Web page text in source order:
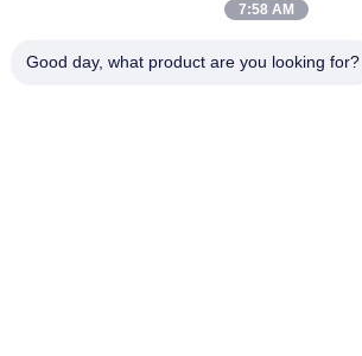
7:58 AM
Good day, what product are you looking for?